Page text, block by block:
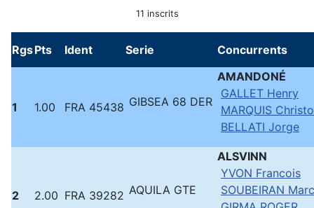
11 inscrits
RgsPts Ident Serie Concurrents
1 1.00 FRA 45438 GIBSEA 68 DER
AMANDONÉ
GALLET Henry
MARQUIS
BELLATI Jorge
2 2.00 FRA 39282 AQUILA GTE
ALSVINN
YVON Francois
SOUBEIRAN Marc